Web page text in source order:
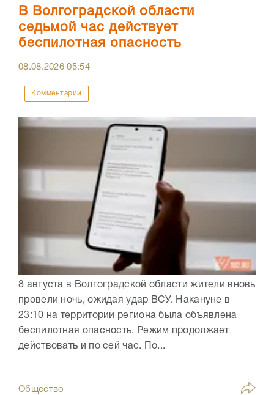
В Волгоградской области
седьмой час действует
беспилотная опасность
08.08.202605:54
Комментарии
8 августа в Волгоградской области жители вновь
провели ночь, ожидая удар ВСУ. Накануне в
23:10 на территории региона была объявлена
беспилотная опасность. Режим продолжает
действовать и по сей час. По...
Общество